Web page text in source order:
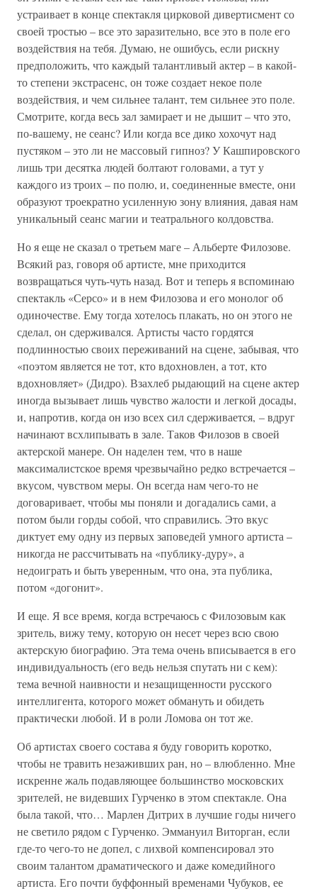
устраивает в конце спектакля цирковой дивертисмент со
своей тростью – все это заразительно, все это в поле его
воздействия на тебя. Думаю, не ошибусь, если рискну
предположить, что каждый талантливый актер – в какой-
то степени экстрасенс, он тоже создает некое поле
воздействия, и чем сильнее талант, тем сильнее это поле.
Смотрите, когда весь зал замирает и не дышит – что это,
по-вашему, не сеанс? Или когда все дико хохочут над
пустяком – это ли не массовый гипноз? У Кашпировского
лишь три десятка людей болтают головами, а тут у
каждого из троих – по полю, и, соединенные вместе, они
образуют троекратно усиленную зону влияния, давая нам
уникальный сеанс магии и театрального колдовства.
Но я еще не сказал о третьем маге – Альберте Филозове.
Всякий раз, говоря об артисте, мне приходится
возвращаться чуть-чуть назад. Вот и теперь я вспоминаю
спектакль «Серсо» и в нем Филозова и его монолог об
одиночестве. Ему тогда хотелось плакать, но он этого не
сделал, он сдерживался. Артисты часто гордятся
подлинностью своих переживаний на сцене, забывая, что
«поэтом является не тот, кто вдохновлен, а тот, кто
вдохновляет» (Дидро). Взахлеб рыдающий на сцене актер
иногда вызывает лишь чувство жалости и легкой досады,
и, напротив, когда он изо всех сил сдерживается, – вдруг
начинают всхлипывать в зале. Таков Филозов в своей
актерской манере. Он наделен тем, что в наше
максималистское время чрезвычайно редко встречается –
вкусом, чувством меры. Он всегда нам чего-то не
договаривает, чтобы мы поняли и догадались сами, а
потом были горды собой, что справились. Это вкус
диктует ему одну из первых заповедей умного артиста –
никогда не рассчитывать на «публику-дуру», а
недоиграть и быть уверенным, что она, эта публика,
потом «догонит».
И еще. Я все время, когда встречаюсь с Филозовым как
зритель, вижу тему, которую он несет через всю свою
актерскую биографию. Эта тема очень вписывается в его
индивидуальность (его ведь нельзя спутать ни с кем):
тема вечной наивности и незащищенности русского
интеллигента, которого может обмануть и обидеть
практически любой. И в роли Ломова он тот же.
Об артистах своего состава я буду говорить коротко,
чтобы не травить незаживших ран, но – влюбленно. Мне
искренне жаль подавляющее большинство московских
зрителей, не видевших Гурченко в этом спектакле. Она
была такой, что… Марлен Дитрих в лучшие годы ничего
не светило рядом с Гурченко. Эммануил Виторган, если
где-то чего-то не допел, с лихвой компенсировал это
своим талантом драматического и даже комедийного
артиста. Его почти буффонный временами Чубуков, ее